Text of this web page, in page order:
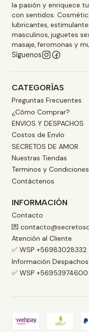
la pasión y enriquece
con sentidos.
lubricantes,
masculinos, juguetes
masaje, feromonas y
Síguenos
CATEGORÍAS
Preguntas Frecuentes
¿Cómo Comprar?
ENVIOS Y DESPACHOS
Costos de Envío
SECRETOS DE AMOR
Nuestras Tiendas
Terminos y Condiciones
Contáctenos
INFORMACIÓN
Contacto
💌
Atención al Cliente
✅ WSP +56983028332
Información Despachos
✅ WSP +56953974600